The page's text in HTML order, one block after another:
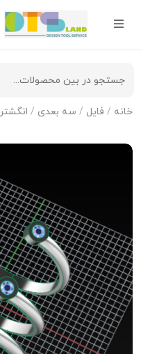
خانه / فایل / سه بعدی / انگشتر